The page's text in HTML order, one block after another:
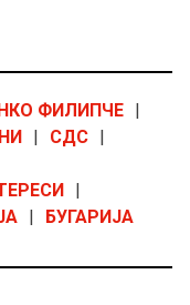
ФИЛИПЧЕ
СДС
БУГАРИЈА